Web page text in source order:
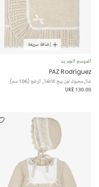
إضافة سريعة
الموسم الجديد
PAZ Rodríguez
شال محبوك لون بيج للأطفال الرضع (106 سم)
UK£ 130.00